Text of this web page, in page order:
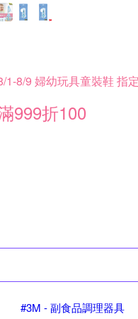
1-8/9 婦幼玩具童裝鞋 指
999折100
#3M - 副食品調理器具